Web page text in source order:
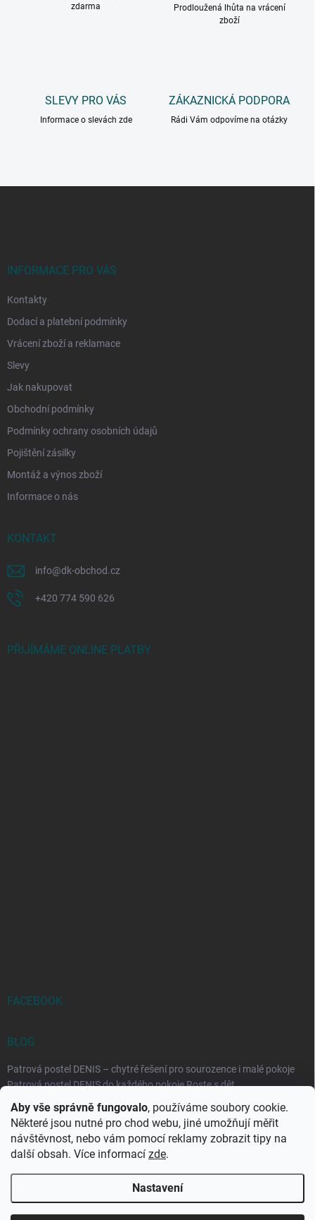
Aby vše správně fungovalo, používáme soubory cookie.
Některé jsou nutné pro chod webu, jiné umožňují měřit
návštěvnost, nebo vám pomocí reklamy zobrazit tipy na
další obsah. Více informací zde.
Nastavení
zdarma
Prodloužená lhůta na vrácení
zboží
SLEVY PRO VÁS
Informace o slevách zde
ZÁKAZNICKÁ PODPORA
Rádi Vám odpovíme na otázky
INFORMACE PRO VÁS
Kontakty
Dodací a platební podmínky
Vrácení zboží a reklamace
Slevy
Jak nakupovat
Obchodní podmínky
Podmínky ochrany osobních údajů
Pojištění zásilky
Montáž a výnos zboží
Informace o nás
KONTAKT
info@dk-obchod.cz
+420 774 590 626
PŘIJÍMÁME ONLINE PLATBY
FACEBOOK
BLOG
Patrová postel DENIS – chytré řešení pro sourozence i malé pokoje
Patrová postel DENIS do každého pokoje Roste s dět...
Rozkládací postele RELAX – ideální řešení pro malé prostory i
každodenní spaní
Rozkládací postel, která se přizpůsobí vašemu živo...
Copyright 2026DK-obchod.cz. Všechna práva vyhrazena.Upravit